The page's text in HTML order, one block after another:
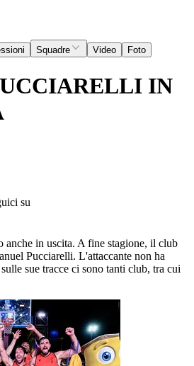
Squadre Video Foto
IN
su
in uscita. A fine stagione, il club
Pucciarelli. L'attaccante non ha
sue tracce ci sono tanti club, tra cui